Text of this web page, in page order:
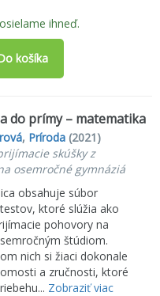
ihneď.
košíka
do prímy – matematika
, Príroda (2021)
skúšky z
osemročné gymnáziá
obsahuje súbor
ktoré slúžia ako
pohovory na
štúdiom.
nich si žiaci dokonale
a zručnosti, ktoré
Zobraziť viac